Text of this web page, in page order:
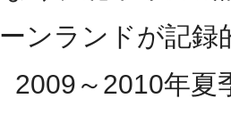
ンランドが記録
～2010年夏